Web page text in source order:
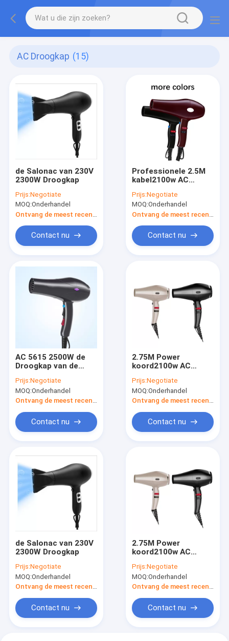
AC Droogkap (15)
de Salonac van 230V
2300W Droogkap
Prijs:Negotiate
MOQ:Onderhandel
Contact nu
Professionele 2.5M
kabel2100w AC
Printing
Prijs:Negotiate
MOQ:Onderhandel
Contact nu
AC 5615 2500W de
Droogkap van de
Prijs:Negotiate
MOQ:Onderhandel
Contact nu
2.75M Power
koord2100w AC
Prijs:Negotiate
MOQ:Onderhandel
Contact nu
de Salonac van 230V
2300W Droogkap
Prijs:Negotiate
MOQ:Onderhandel
Ontvang de meest recente Prijs
Contact nu
2.75M Power
koord2100w AC
Prijs:Negotiate
MOQ:Onderhandel
Ontvang de meest recente Prijs
Contact nu